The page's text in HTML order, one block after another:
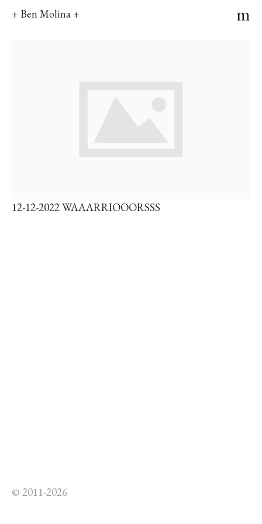
+ Ben Molina + m
© 2011-2026
12-12-2022 WAAARRIOOORSSS